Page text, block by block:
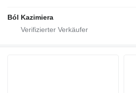
Ból Kazimiera